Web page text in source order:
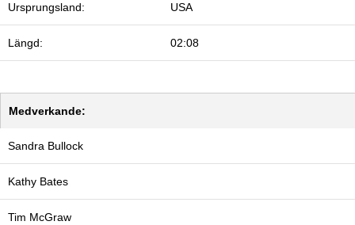
Ursprungsland: USA
Längd: 02:08
Medverkande:
Sandra Bullock
Kathy Bates
Tim McGraw